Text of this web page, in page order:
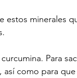
estos minerales
Para
así como para